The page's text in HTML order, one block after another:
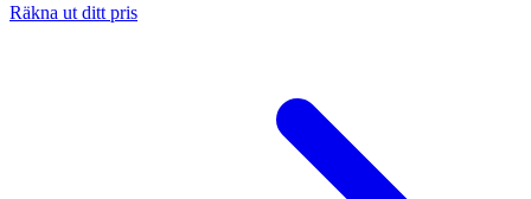
Räkna ut ditt pris